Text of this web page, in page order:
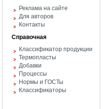
Реклама на сайте
Для авторов
Контакты
Справочная
Классификатор продукции
Термопласты
Добавки
Процессы
Нормы и ГОСТы
Классификаторы